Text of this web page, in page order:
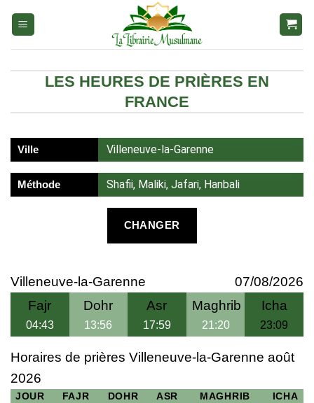
LES HEURES DE PRIÈRES EN
FRANCE
Ville Villeneuve-la-Garenne
Méthode Shafii, Maliki, Jafari, Hanbali
CHANGER
Villeneuve-la-Garenne
07/08/2026
Fajr
04:43
Dohr
13:56
Asr
17:59
Maghrib
21:20
Icha
23:09
Horaires de prières Villeneuve-la-Garenne août
2026
JOUR FAJR DOHR ASR MAGHRIB ICHA